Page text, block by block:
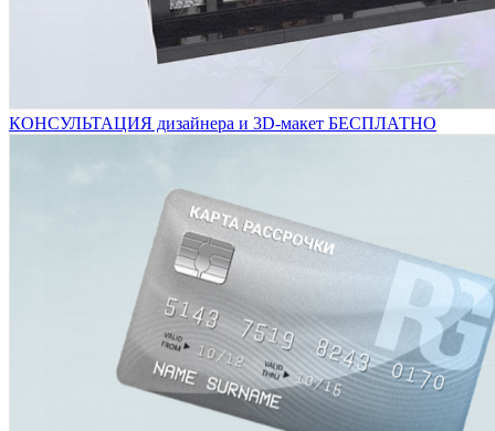
КОНСУЛЬТАЦИЯ дизайнера и 3D-макет БЕСПЛАТНО